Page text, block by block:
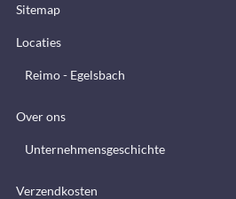
Sitemap
Locaties
Reimo - Egelsbach
Over ons
Unternehmensgeschichte
Verzendkosten